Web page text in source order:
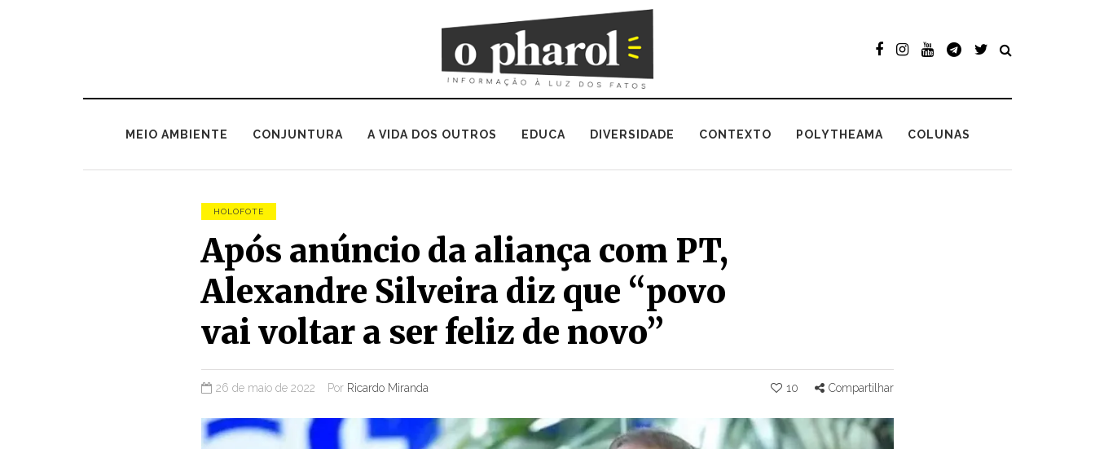
MEIO AMBIENTE CONJUNTURA A VIDA DOS OUTROS EDUCA DIVERSIDADE CONTEXTO POLYTHEAMA COLUNAS
HOLOFOTE
Após anúncio da aliança com PT,
Alexandre Silveira diz que “povo
vai voltar a ser feliz de novo”
26 de maio de 2022 Por Ricardo Miranda 10 Compartilhar